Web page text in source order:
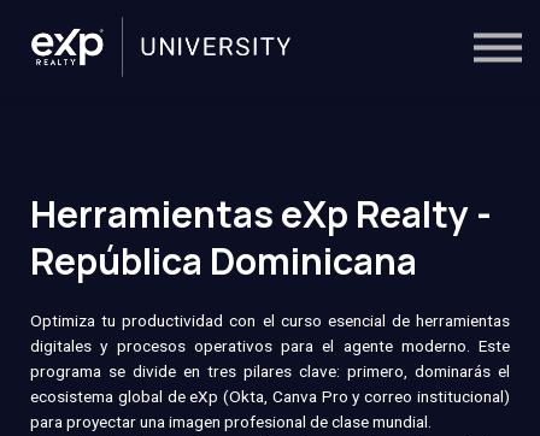
Trainers
Herramientas eXp Realty -
República Dominicana
Optimiza tu productividad con el curso esencial de herramientas
digitales y procesos operativos para el agente moderno. Este
programa se divide en tres pilares clave: primero, dominarás el
ecosistema global de eXp (Okta, Canva Pro y correo institucional)
para proyectar una imagen profesional de clase mundial.